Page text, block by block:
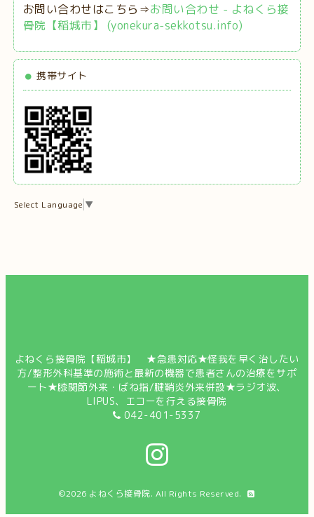
お問い合わせはこちら⇒お問い合わせ - よねくら接
骨院【稲城市】 (yonekura-sekkotsu.info)
携帯サイト
Select Language ▼
よねくら接骨院【稲城市】 ★急患対応★怪我を早く治したい
方/整形外科基準の施術と最新の機器で患者さんの治療をサポ
ート★膝関節外来・ばね指/腱鞘炎外来併設★ラジオ波、
LIPUS、エコーを行える接骨院
042-401-5337
©2026 よねくら接骨院. All Rights Reserved.